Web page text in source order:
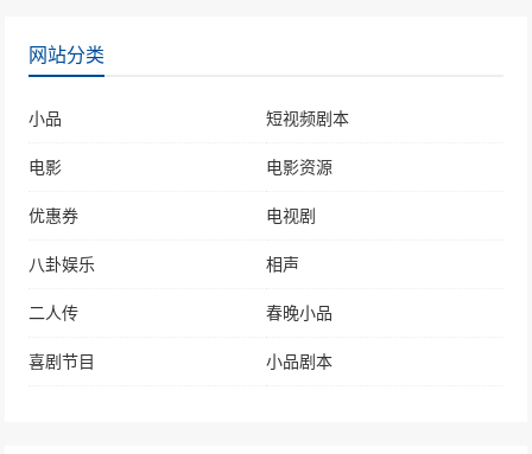
网站分类
小品 短视频剧本
电影 电影资源
优惠券 电视剧
八卦娱乐 相声
二人传 春晚小品
喜剧节目 小品剧本